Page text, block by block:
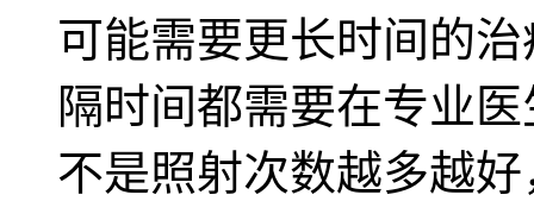
可能需要更长时间的
隔时间都需要在专业
不是照射次数越多越好